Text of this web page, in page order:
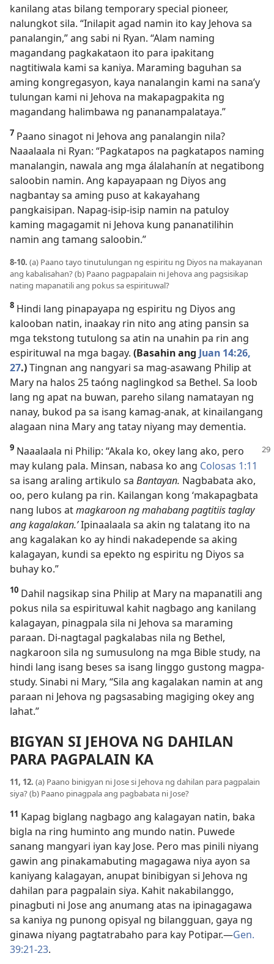
kanilang atas bilang temporary special pioneer,
nalungkot sila. “Inilapit agad namin ito kay Jehova sa
panalangin,” ang sabi ni Ryan. “Alam naming
magandang pagkakataon ito para ipakitang
nagtitiwala kami sa kaniya. Maraming baguhan sa
aming kongregasyon, kaya nanalangin kami na sana’y
tulungan kami ni Jehova na makapagpakita ng
magandang halimbawa ng pananampalataya.”
7 Paano sinagot ni Jehova ang panalangin nila?
Naaalaala ni Ryan: “Pagkatapos na pagkatapos naming
manalangin, nawala ang mga álalahanín at negatibong
saloobin namin. Ang kapayapaan ng Diyos ang
nagbantay sa aming puso at kakayahang
pangkaisipan. Napag-isip-isip namin na patuloy
kaming magagamit ni Jehova kung pananatilihin
namin ang tamang saloobin.”
8-10. (a) Paano tayo tinutulungan ng espiritu ng Diyos na makayanan
ang kabalisahan? (b) Paano pagpapalain ni Jehova ang pagsisikap
nating mapanatili ang pokus sa espirituwal?
8 Hindi lang pinapayapa ng espiritu ng Diyos ang
kalooban natin, inaakay rin nito ang ating pansin sa
mga tekstong tutulong sa atin na unahin pa rin ang
espirituwal na mga bagay. (Basahin ang Juan 14:26,
27.)Tingnan ang nangyari sa mag-asawang Philip at
Mary na halos 25 taóng naglingkod sa Bethel. Sa loob
lang ng apat na buwan, pareho silang namatayan ng
nanay, bukod pa sa isang kamag-anak, at kinailangang
alagaan nina Mary ang tatay niyang may dementia.
9 Naaalaala ni Philip: “Akala ko, okey lang ako, pero
may kulang pala. Minsan, nabasa ko ang Colosas 1:11
sa isang araling artikulo sa Bantayan. Nagbabata ako,
oo, pero kulang pa rin. Kailangan kong ‘makapagbata
nang lubos atmagkaroon ng mahabang pagtitiis taglay
ang kagalakan.’Ipinaalaala sa akin ng talatang ito na
ang kagalakan ko ay hindi nakadepende sa aking
kalagayan, kundi sa epekto ng espiritu ng Diyos sa
buhay ko.”
10 Dahil nagsikap sina Philip at Mary na mapanatili ang
pokus nila sa espirituwal kahit nagbago ang kanilang
kalagayan, pinagpala sila ni Jehova sa maraming
paraan. Di-nagtagal pagkalabas nila ng Bethel,
nagkaroon sila ng sumusulong na mga Bible study, na
hindi lang isang beses sa isang linggo gustong magpa-
study. Sinabi ni Mary, “Sila ang kagalakan namin at ang
paraan ni Jehova ng pagsasabing magiging okey ang
lahat.”
BIGYAN SI JEHOVA NG DAHILAN
PARA PAGPALAIN KA
11, 12. (a) Paano binigyan ni Jose si Jehova ng dahilan para pagpalain
siya? (b) Paano pinagpala ang pagbabata ni Jose?
11 Kapag biglang nagbago ang kalagayan natin, baka
bigla na ring huminto ang mundo natin. Puwede
sanang mangyari iyan kay Jose. Pero mas pinili niyang
gawin ang pinakamabuting magagawa niya ayon sa
kaniyang kalagayan, anupat binibigyan si Jehova ng
dahilan para pagpalain siya. Kahit nakabilanggo,
pinagbuti ni Jose ang anumang atas na ipinagagawa
sa kaniya ng punong opisyal ng bilangguan, gaya ng
ginawa niyang pagtatrabaho para kay Potipar.—Gen.
39:21-23.